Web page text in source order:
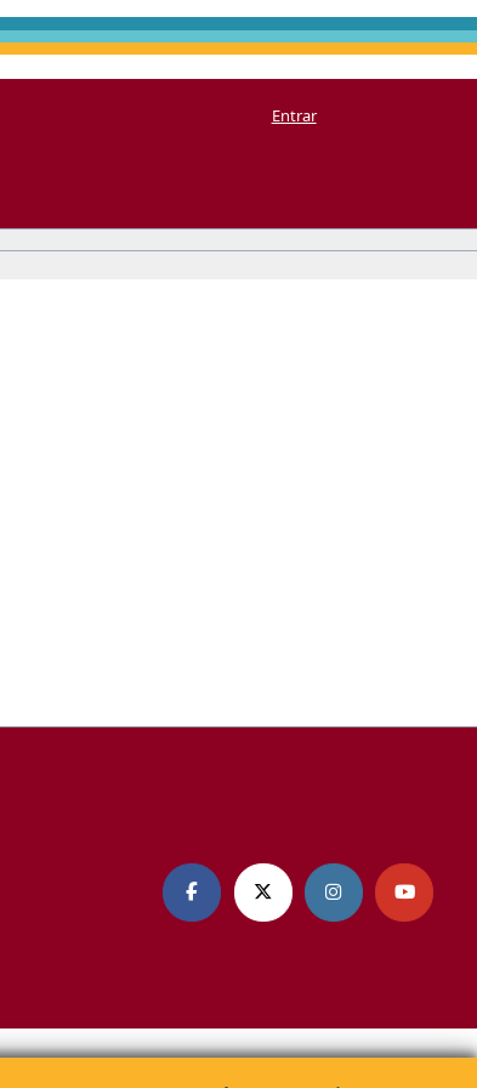
Entrar
   